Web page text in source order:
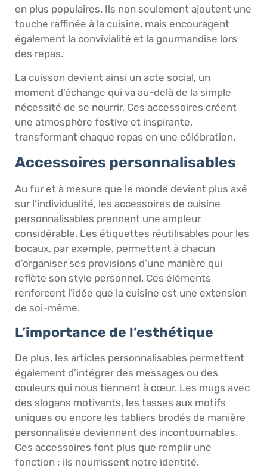
en plus populaires. Ils non seulement ajoutent une
touche raffinée à la cuisine, mais encouragent
également la convivialité et la gourmandise lors
des repas.
La cuisson devient ainsi un acte social, un
moment d’échange qui va au-delà de la simple
nécessité de se nourrir. Ces accessoires créent
une atmosphère festive et inspirante,
transformant chaque repas en une célébration.
Accessoires personnalisables
Au fur et à mesure que le monde devient plus axé
sur l’individualité, les accessoires de cuisine
personnalisables prennent une ampleur
considérable. Les étiquettes réutilisables pour les
bocaux, par exemple, permettent à chacun
d’organiser ses provisions d’une manière qui
reflète son style personnel. Ces éléments
renforcent l’idée que la cuisine est une extension
de soi-même.
L’importance de l’esthétique
De plus, les articles personnalisables permettent
également d’intégrer des messages ou des
couleurs qui nous tiennent à cœur. Les mugs avec
des slogans motivants, les tasses aux motifs
uniques ou encore les tabliers brodés de manière
personnalisée deviennent des incontournables.
Ces accessoires font plus que remplir une
fonction ; ils nourrissent notre identité.